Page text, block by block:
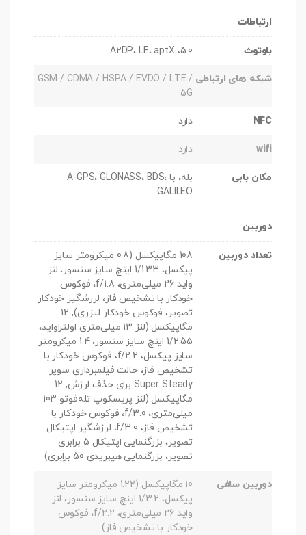
ارتباطات
بلوتوث 5.0، A2DP، LE، aptX
شبکه های ارتباطی GSM / CDMA / HSPA / EVDO / LTE /
5G
NFC دارد
wifi دارد
مکان بابی
بله، با A-GPS، GLONASS، BDS،
GALILEO
دوربین
تعداد دوربین
108 مگاپیکسل (0.8 میکرومتر سایز
پیکسل، 1/1.33 اینچ سایز سنسور، لنز
واید 26 میلی‌متری، f/1.8، فوکوس
خودکار با تشخیص فاز، لرزشگیر خودکار
تصویر، فوکوس خودکار لیزری), 12
مگاپیکسل (لنز 13 میلی‌متری اولتراواید،
1/2.55 اینچ سایز سنسور، 1.4 میکرومتر
سایز پیکسل، f/2.2، فوکوس خودکار با
تشخیص فاز، حالت فیلمبرداری سوپر
Super Steady برای حذف لرزش, 12
مگاپیکسل (لنز پریسکوپ تله‌فوتو 103
میلی‌متری، f/3.0، فوکوس خودکار با
تشخیص فاز، f/3.0، لرزشگیر اپتیکال
تصویر، بزرگنمایی اپتیکال 5 برابری
تصویر، بزرگنمایی هیبریدی 50 برابری)
دوربین سلفی
10 مگاپیکسل (1.22 میکرومتر سایز
پیکسل، 1/3.2 اینچ سایز سنسور، لنز
واید 26 میلی‌متری، f/2.2، فوکوس
خودکار با تشخیص فاز)